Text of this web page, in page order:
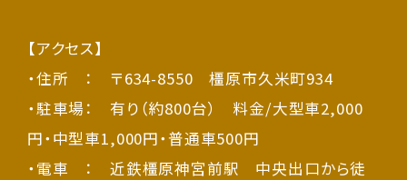
【アクセス】
・住所 ： 〒634-8550 橿原市久米町934
・駐車場： 有り（約800台） 料金/大型車2,000
円・中型車1,000円・普通車500円
・電車 ： 近鉄橿原神宮前駅 中央出口から徒